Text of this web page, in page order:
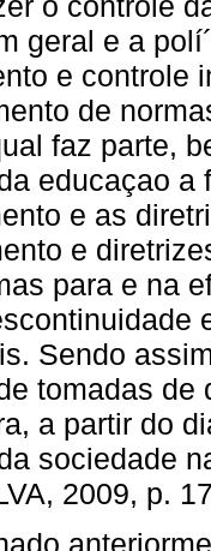
geral e a
e controle
de
faz parte,
educaçao a
e as
e
para e na
Sendo
tomadas
a partir do
sociedade
2009, p.